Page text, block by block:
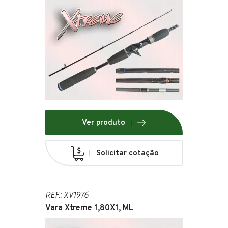
Ver produto
Solicitar cotação
REF.: XV1976
Vara Xtreme 1,80X1, ML